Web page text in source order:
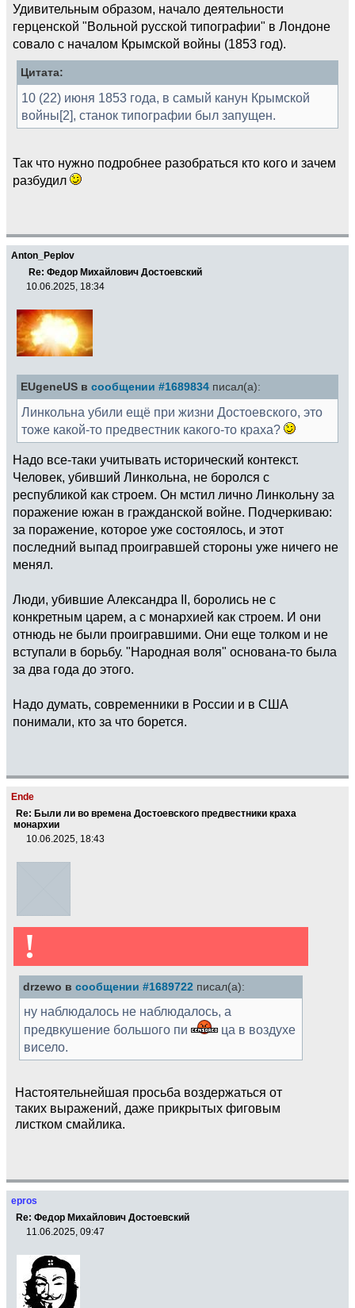
Удивительным образом, начало деятельности
герценской "Вольной русской типографии" в Лондоне
совало с началом Крымской войны (1853 год).
Цитата:
10 (22) июня 1853 года, в самый канун Крымской
войны[2], станок типографии был запущен.
Так что нужно подробнее разобраться кто кого и зачем
разбудил
Anton_Peplov
Re: Федор Михайлович Достоевский
10.06.2025, 18:34
EUgeneUS в сообщении #1689834 писал(а):
Линкольна убили ещё при жизни Достоевского, это
тоже какой-то предвестник какого-то краха?
Надо все-таки учитывать исторический контекст.
Человек, убивший Линкольна, не боролся с
республикой как строем. Он мстил лично Линкольну за
поражение южан в гражданской войне. Подчеркиваю:
за поражение, которое уже состоялось, и этот
последний выпад проигравшей стороны уже ничего не
менял.
Люди, убившие Александра II, боролись не с
конкретным царем, а с монархией как строем. И они
отнюдь не были проигравшими. Они еще толком и не
вступали в борьбу. "Народная воля" основана-то была
за два года до этого.
Надо думать, современники в России и в США
понимали, кто за что борется.
Ende
Re: Были ли во времена Достоевского предвестники краха
монархии
10.06.2025, 18:43
!
drzewo в сообщении #1689722 писал(а):
ну наблюдалось не наблюдалось, а
предвкушение большого пи
ца в воздухе
висело.
Настоятельнейшая просьба воздержаться от
таких выражений, даже прикрытых фиговым
листком смайлика.
epros
Re: Федор Михайлович Достоевский
11.06.2025, 09:47